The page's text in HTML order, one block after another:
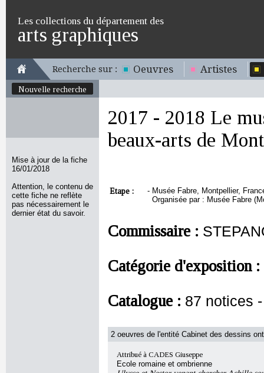
Les collections du département des
arts graphiques
Recherche sur : Oeuvres Artistes
Nouvelle recherche
Mise à jour de la fiche
16/01/2018
Attention, le contenu de
cette fiche ne reflète
pas nécessairement le
dernier état du savoir.
2017 - 2018 Le
beaux-arts de
Etape : - Musée Fabre, Montpellier,
Organisée par : Musée Fabre
Commissaire :
Catégorie d'exposition :
Catalogue : 87 notices
2 oeuvres de l'entité Cabinet des dessins
Attribué à CADES Giuseppe
Ecole romaine et ombrienne